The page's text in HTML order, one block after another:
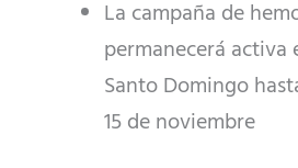
La campaña de
permanecerá activa
Santo Domingo
15 de noviembre